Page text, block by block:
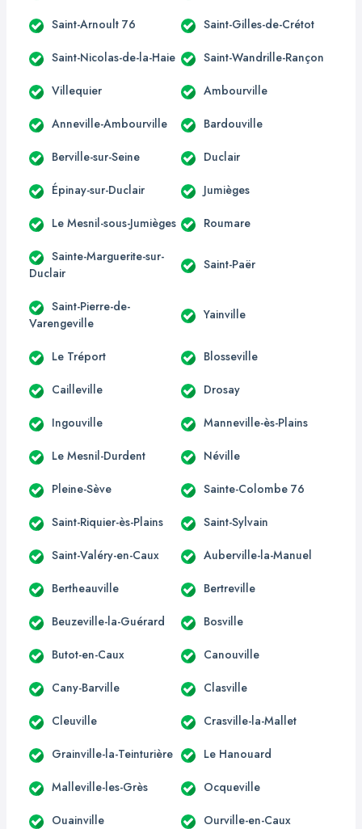
Saint-Arnoult 76 Saint-Gilles-de-Crétot
Saint-Nicolas-de-la-Haie Saint-Wandrille-Rançon
Villequier Ambourville
Anneville-Ambourville Bardouville
Berville-sur-Seine Duclair
Épinay-sur-Duclair Jumièges
Le Mesnil-sous-Jumièges Roumare
Sainte-Marguerite-sur-
Duclair
Saint-Paër
Saint-Pierre-de-
Varengeville
Yainville
Le Tréport Blosseville
Cailleville Drosay
Ingouville Manneville-ès-Plains
Le Mesnil-Durdent Néville
Pleine-Sève Sainte-Colombe 76
Saint-Riquier-ès-Plains Saint-Sylvain
Saint-Valéry-en-Caux Auberville-la-Manuel
Bertheauville Bertreville
Beuzeville-la-Guérard Bosville
Butot-en-Caux Canouville
Cany-Barville Clasville
Cleuville Crasville-la-Mallet
Grainville-la-Teinturière Le Hanouard
Malleville-les-Grès Ocqueville
Ouainville Ourville-en-Caux